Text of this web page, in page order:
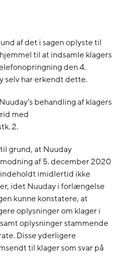
af det i sagen oplyste til
til at indsamle klagers
den 4.
selv har erkendt dette.
behandling af klagers
med
2.
grund, at Nuuday
af 5. december 2020
indeholdt imidlertid ikke
idet Nuuday i forlængelse
kunne konstatere, at
oplysninger om klager i
oplysninger stammende
Disse yderligere
til klager som svar på